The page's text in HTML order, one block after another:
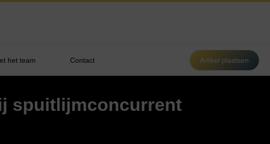
het team Contact Artikel plaatsen
spuitlijmconcurrent